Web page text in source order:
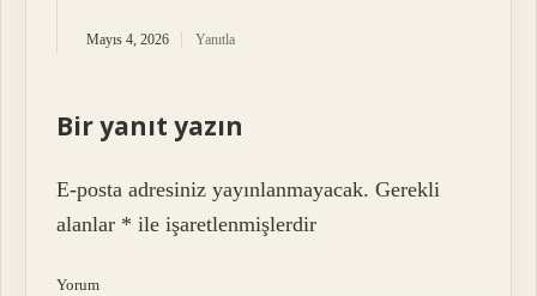
Mayıs 4, 2026 Yanıtla
Bir yanıt yazın
E-posta adresiniz yayınlanmayacak. Gerekli
alanlar * ile işaretlenmişlerdir
Yorum